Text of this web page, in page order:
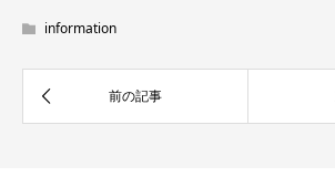
information